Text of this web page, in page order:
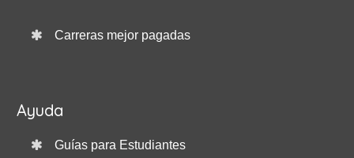
Carreras mejor pagadas
Ayuda
Guías para Estudiantes